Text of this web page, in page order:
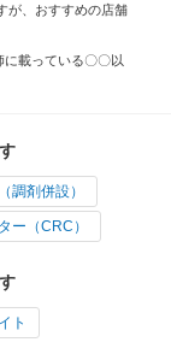
が、おすすめの店舗
に載っている〇〇以
調剤併設）
ー（CRC）
ト